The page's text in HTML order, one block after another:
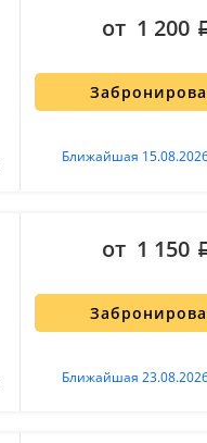
Ближайшая
от 1 200
Ближайшая
от 1 150